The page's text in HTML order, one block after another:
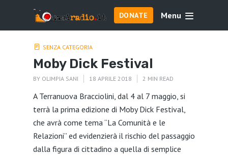
DONATE Menu
SENZA CATEGORIA
Moby Dick Festival
BY OLIMPIA SANI 18 APRILE 2018 2 MIN READ
A Terranuova Bracciolini, dal 4 al 7 maggio, si
terrà la prima edizione di Moby DickFestival,
che avrà come tema “La Comunità e le
Relazioni” ed evidenzierà il rischio del passaggio
dalla figura di cittadino a quella di semplice